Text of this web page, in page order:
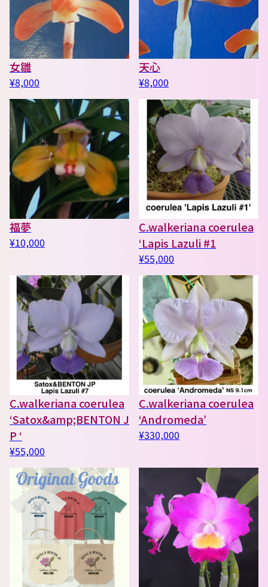
女雛
¥8,000
天心
¥8,000
福夢
¥10,000
C.walkeriana coerulea
‘Lapis Lazuli #1
¥55,000
C.walkeriana coerulea
‘Satox&amp;BENTON J
P ‘
¥55,000
C.walkeriana coerulea
‘Andromeda’
¥330,000